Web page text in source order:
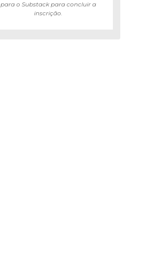
para o Substack para concluir a
inscrição.